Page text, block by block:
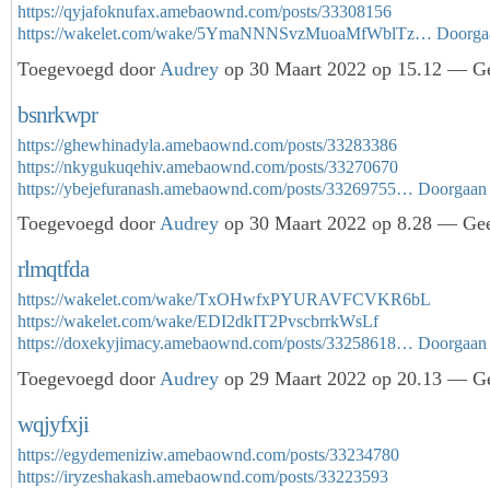
https://qyjafoknufax.amebaownd.com/posts/33308156
https://wakelet.com/wake/5YmaNNNSvzMuoaMfWblTz…
Toegevoegd door Audrey op 30 Maart 2022 op 15.12 —
bsnrkwpr
https://ghewhinadyla.amebaownd.com/posts/33283386
https://nkygukuqehiv.amebaownd.com/posts/33270670
https://ybejefuranash.amebaownd.com/posts/33269755… Doorgaan
Toegevoegd door Audrey op 30 Maart 2022 op 8.28 —
rlmqtfda
https://wakelet.com/wake/TxOHwfxPYURAVFCVKR6bL
https://wakelet.com/wake/EDI2dkIT2PvscbrrkWsLf
https://doxekyjimacy.amebaownd.com/posts/33258618… Doorgaan
Toegevoegd door Audrey op 29 Maart 2022 op 20.13 —
wqjyfxji
https://egydemeniziw.amebaownd.com/posts/33234780
https://iryzeshakash.amebaownd.com/posts/33223593